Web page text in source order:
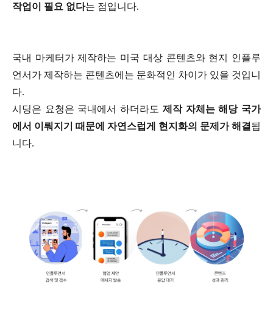
작업이 필요 없다는 점입니다.
국내 마케터가 제작하는 미국 대상 콘텐츠와 현지 인플루
언서가 제작하는 콘텐츠에는 문화적인 차이가 있을 것입니
다.
시딩은 요청은 국내에서 하더라도 제작 자체는 해당 국가
에서 이뤄지기 때문에 자연스럽게 현지화의 문제가 해결 됩
니다.